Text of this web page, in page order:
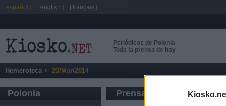
Periódicos de Polonia
Toda la prensa de hoy
Hemeroteca 20/Mar/2014
Polonia Prensa de Información
[ español ] [ english ] [ français ]